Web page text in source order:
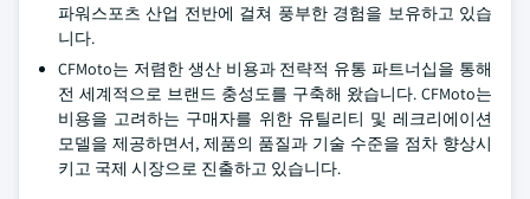
파워스포츠 산업 전반에 걸쳐 풍부한 경험을 보유하고 있습
니다.
CFMoto는 저렴한 생산 비용과 전략적 유통 파트너십을 통해
전 세계적으로 브랜드 충성도를 구축해 왔습니다. CFMoto는
비용을 고려하는 구매자를 위한 유틸리티 및 레크리에이션
모델을 제공하면서, 제품의 품질과 기술 수준을 점차 향상시
키고 국제 시장으로 진출하고 있습니다.